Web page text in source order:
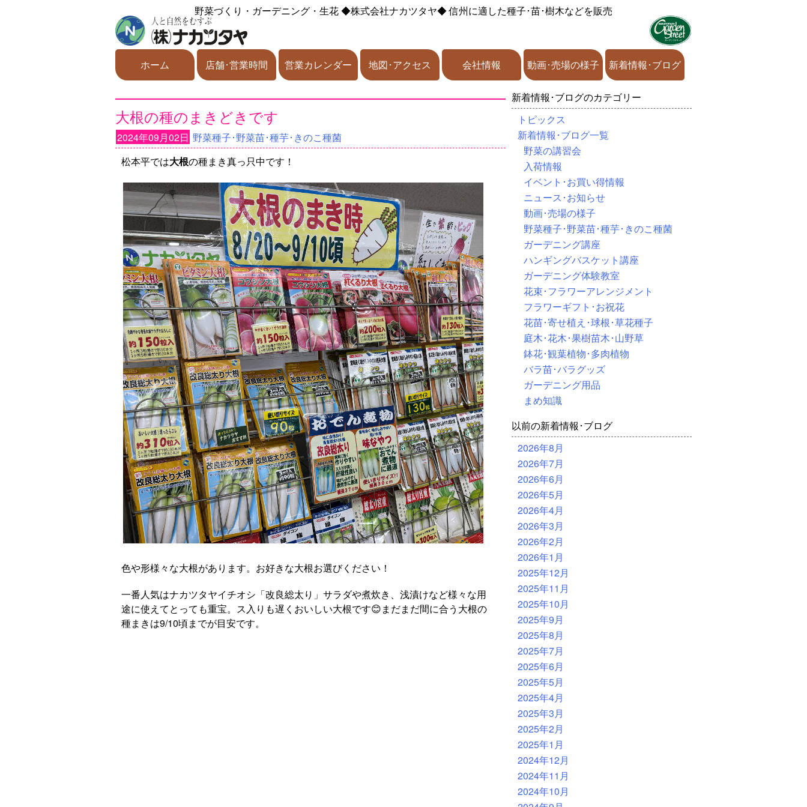
野菜づくり・ガーデニング・生花◆株式会社ナカツタヤ◆信州に適した種子･苗･樹木などを販売
ホーム 店舗･営業時間 営業カレンダー 地図･アクセス 会社情報 動画･売場の様子 新着情報･ブログ
大根の種のまきどきです
2024年09月02日 野菜種子･野菜苗･種芋･きのこ種菌
松本平では大根の種まき真っ只中です！
色や形様々な大根があります。お好きな大根お選びください！
一番人気はナカツタヤイチオシ「改良総太り」サラダや煮炊き、浅漬けなど様々な用
途に使えてとっても重宝。ス入りも遅くおいしい大根です😊まだまだ間に合う大根の
種まきは9/10頃までが目安です。
新着情報･ブログのカテゴリー
トピックス
新着情報･ブログ一覧
野菜の講習会
入荷情報
イベント･お買い得情報
ニュース･お知らせ
動画･売場の様子
野菜種子･野菜苗･種芋･きのこ種菌
ガーデニング講座
ハンギングバスケット講座
ガーデニング体験教室
花束･フラワーアレンジメント
フラワーギフト･お祝花
花苗･寄せ植え･球根･草花種子
庭木･花木･果樹苗木･山野草
鉢花･観葉植物･多肉植物
バラ苗･バラグッズ
ガーデニング用品
まめ知識
以前の新着情報･ブログ
2026年8月
2026年7月
2026年6月
2026年5月
2026年4月
2026年3月
2026年2月
2026年1月
2025年12月
2025年11月
2025年10月
2025年9月
2025年8月
2025年7月
2025年6月
2025年5月
2025年4月
2025年3月
2025年2月
2025年1月
2024年12月
2024年11月
2024年10月